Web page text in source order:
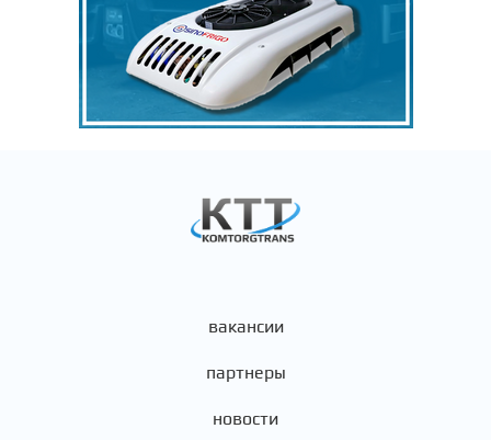
вакансии
партнеры
новости